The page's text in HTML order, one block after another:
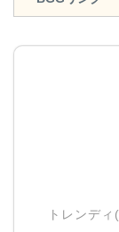
トレンデ